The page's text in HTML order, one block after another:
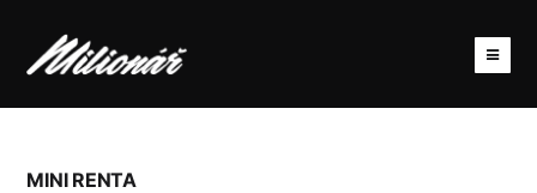
MINI RENTA